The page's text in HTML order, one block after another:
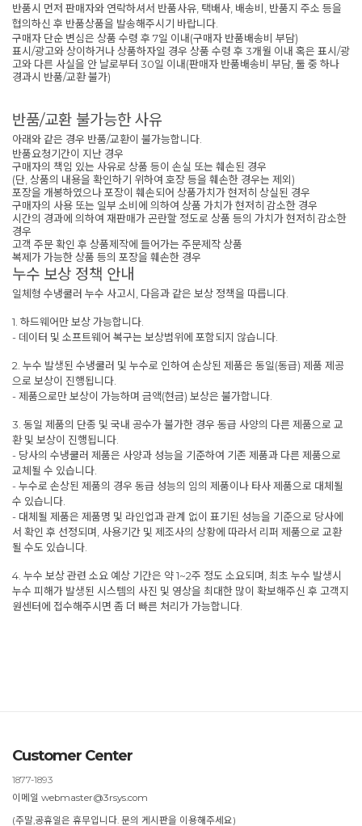
반품시 먼저 판매자와 연락하셔서 반품사유, 택배사, 배송비, 반품지 주소 등을
협의하신 후 반품상품을 발송해주시기 바랍니다.
구매자 단순 변심은 상품 수령 후 7일 이내(구매자 반품배송비 부담)
표시/광고와 상이하거나 상품하자일 경우 상품 수령 후 3개월 이내 혹은 표시/광
고와 다른 사실을 안 날로부터 30일 이내(판매자 반품배송비 부담, 둘 중 하나
경과시 반품/교환 불가)
반품/교환 불가능한 사유
아래와 같은 경우 반품/교환이 불가능합니다.
반품요청기간이 지난 경우
구매자의 책임 있는 사유로 상품 등이 손실 또는 훼손된 경우
(단, 상품의 내용을 확인하기 위하여 호장 등을 훼손한 경우는 제외)
포장을 개봉하였으나 포장이 훼손되어 상품가치가 현저히 상실된 경우
구매자의 사용 또는 일부 소비에 의하여 상품 가치가 현저히 감소한 경우
시간의 경과에 의하여 재판매가 곤란할 정도로 상품 등의 가치가 현저히 감소한
경우
고객 주문 확인 후 상품제작에 들어가는 주문제작 상품
복제가 가능한 상품 등의 포장을 훼손한 경우
누수 보상 정책 안내
일체형 수냉쿨러 누수 사고시, 다음과 같은 보상 정책을 따릅니다.
1. 하드웨어만 보상 가능합니다.
- 데이터 및 소프트웨어 복구는 보상범위에 포함되지 않습니다.
2. 누수 발생된 수냉쿨러 및 누수로 인하여 손상된 제품은 동일(동급) 제품 제공
으로 보상이 진행됩니다.
- 제품으로만 보상이 가능하며 금액(현금) 보상은 불가합니다.
3. 동일 제품의 단종 및 국내 공수가 불가한 경우 동급 사양의 다른 제품으로 교
환 및 보상이 진행됩니다.
- 당사의 수냉쿨러 제품은 사양과 성능을 기준하여 기존 제품과 다른 제품으로
교체될 수 있습니다.
- 누수로 손상된 제품의 경우 동급 성능의 임의 제품이나 타사 제품으로 대체될
수 있습니다.
- 대체될 제품은 제품명 및 라인업과 관계 없이 표기된 성능을 기준으로 당사에
서 확인 후 선정되며, 사용기간 및 제조사의 상황에 따라서 리퍼 제품으로 교환
될 수도 있습니다.
4. 누수 보상 관련 소요 예상 기간은 약 1~2주 정도 소요되며, 최초 누수 발생시
누수 피해가 발생된 시스템의 사진 및 영상을 최대한 많이 확보해주신 후 고객지
원센터에 접수해주시면 좀 더 빠른 처리가 가능합니다.
Customer Center
1877-1893
이메일 webmaster@3rsys.com
(주말,공휴일은 휴무입니다. 문의 게시판을 이용해주세요)